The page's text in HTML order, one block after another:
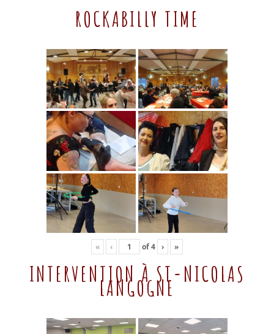
ROCKABILLY TIME
« ‹ of4 › »
INTERVENTION À ST-NICOLAS
LANGOGNE